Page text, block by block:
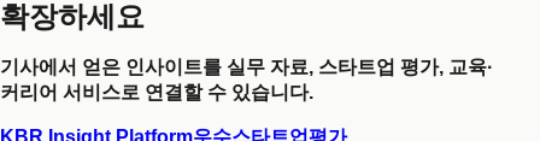
확장하세요
기사에서 얻은 인사이트를 실무 자료, 스타트업 평가, 교육·
커리어 서비스로 연결할 수 있습니다.